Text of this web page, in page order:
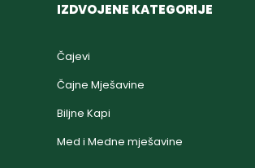
IZDVOJENE KATEGORIJE
Čajevi
Čajne Mješavine
Biljne Kapi
Med i Medne mješavine